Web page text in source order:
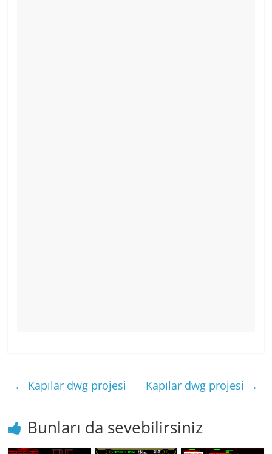
← Kapılar dwg projesi Kapılar dwg projesi →
Bunları da sevebilirsiniz